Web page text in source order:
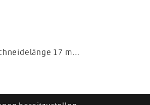
Rostfrei mit Doppelfeder, matt. Die Flamm-Spitze ist ideal für Arbeiten bei eingewachsenen Nagelecken. Länge 13 cm, Schneidelänge 17 mm.